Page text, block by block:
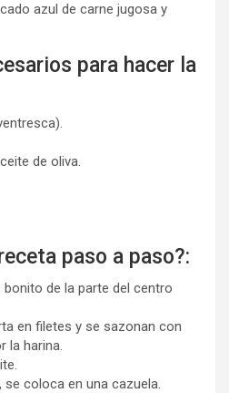
azul de carne jugosa y
para hacer la
de oliva.
paso a paso?:
de la parte del centro
en filetes y se sazonan con
la harina.
coloca en una cazuela.